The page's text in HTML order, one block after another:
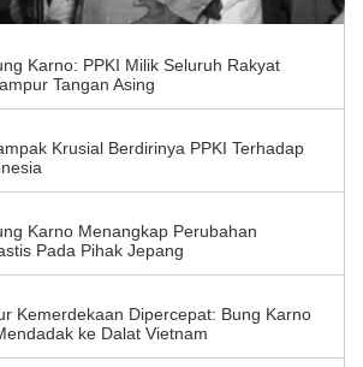
Karno: PPKI Milik Seluruh Rakyat
Tangan Asing
Krusial Berdirinya PPKI Terhadap
Karno Menangkap Perubahan
Pada Pihak Jepang
Kemerdekaan Dipercepat: Bung Karno
ke Dalat Vietnam